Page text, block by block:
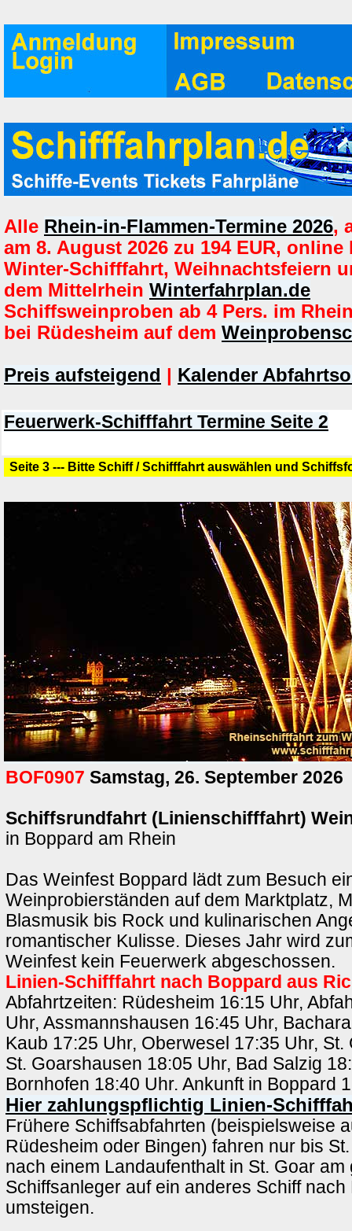
Alle Rhein-in-Flammen-Termine 2026,
am 8. August 2026 zu 194 EUR, online
Winter-Schifffahrt, Weihnachtsfeiern
dem Mittelrhein Winterfahrplan.de
Schiffsweinproben ab 4 Pers. im
bei Rüdesheim auf dem
Preis aufsteigend | Kalender
Feuerwerk-Schifffahrt Termine Seite 2
Seite 3 --- Bitte Schiff / Schifffahrt auswählen und
BOF0907 Samstag, 26. September 2026
Schiffsrundfahrt (Linienschifffahrt)
in Boppard am Rhein
Das Weinfest Boppard lädt zum Besuch
Weinprobierständen auf dem Marktplatz,
Blasmusik bis Rock und kulinarischen
romantischer Kulisse. Dieses Jahr wird
Weinfest kein Feuerwerk abgeschossen.
Linien-Schifffahrt nach Boppard aus
Abfahrtzeiten: Rüdesheim 16:15 Uhr,
Uhr, Assmannshausen 16:45 Uhr,
Kaub 17:25 Uhr, Oberwesel 17:35 Uhr, St.
St. Goarshausen 18:05 Uhr, Bad Salzig
Bornhofen 18:40 Uhr. Ankunft in Boppard
Hier zahlungspflichtig Linien-
Frühere Schiffsabfahrten (beispielsweise
Rüdesheim oder Bingen) fahren nur bis
nach einem Landaufenthalt in St. Goar am
Schiffsanleger auf ein anderes Schiff nach
umsteigen.